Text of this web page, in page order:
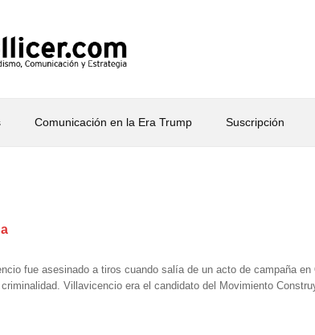
Comunicación en la Era Trump Suscripción
fue asesinado a tiros cuando salía de un acto de campaña
Villavicencio era el candidato del Movimiento